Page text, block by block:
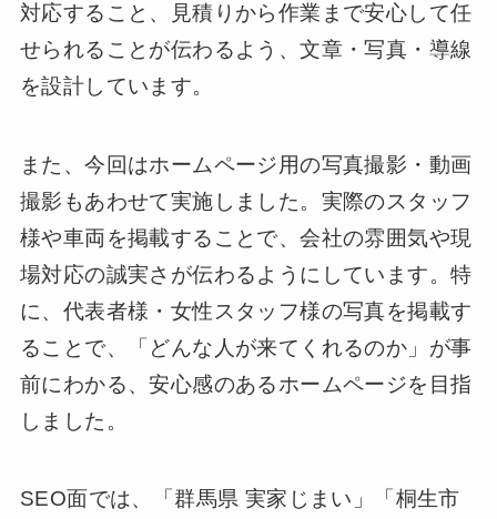
対応すること、見積りから作業まで安心して任
せられることが伝わるよう、文章・写真・導線
を設計しています。
また、今回はホームページ用の写真撮影・動画
撮影もあわせて実施しました。実際のスタッフ
様や車両を掲載することで、会社の雰囲気や現
場対応の誠実さが伝わるようにしています。特
に、代表者様・女性スタッフ様の写真を掲載す
ることで、「どんな人が来てくれるのか」が事
前にわかる、安心感のあるホームページを目指
しました。
SEO面では、「群馬県 実家じまい」「桐生市